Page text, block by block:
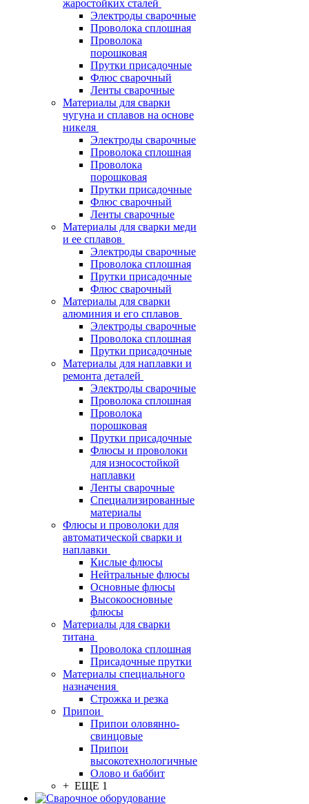
жаростойких сталей
Электроды сварочные
Проволока сплошная
Проволока
порошковая
Прутки присадочные
Флюс сварочный
Ленты сварочные
Материалы для сварки
чугуна и сплавов на основе
никеля
Электроды сварочные
Проволока сплошная
Проволока
порошковая
Прутки присадочные
Флюс сварочный
Ленты сварочные
Материалы для сварки меди
и ее сплавов
Электроды сварочные
Проволока сплошная
Прутки присадочные
Флюс сварочный
Материалы для сварки
алюминия и его сплавов
Электроды сварочные
Проволока сплошная
Прутки присадочные
Материалы для наплавки и
ремонта деталей
Электроды сварочные
Проволока сплошная
Проволока
порошковая
Прутки присадочные
Флюсы и проволоки
для износостойкой
наплавки
Ленты сварочные
Специализированные
материалы
Флюсы и проволоки для
автоматической сварки и
наплавки
Кислые флюсы
Нейтральные флюсы
Основные флюсы
Высокоосновные
флюсы
Материалы для сварки
титана
Проволока сплошная
Присадочные прутки
Материалы специального
назначения
Строжка и резка
Припои
Припои оловянно-
свинцовые
Припои
высокотехнологичные
Олово и баббит
+ ЕЩЕ 1